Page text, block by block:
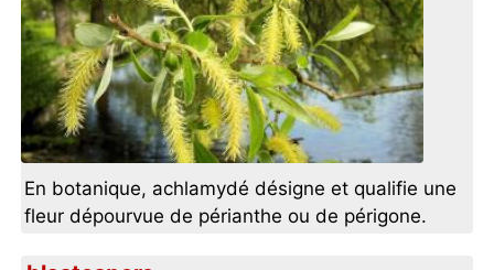
En botanique, achlamydé désigne et qualifie une
fleur dépourvue de périanthe ou de périgone.